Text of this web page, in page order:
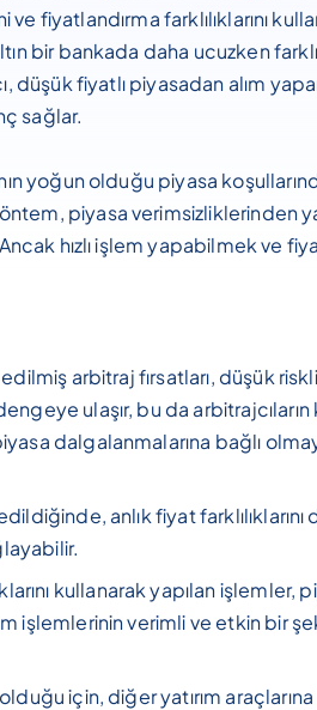
fiyatlandırma farklılıklarını
bir bankada daha ucuzken
düşük fiyatlı piyasadan alım
sağlar.
yoğun olduğu piyasa
piyasa verimsizliklerinden
hızlı işlem yapabilmek ve fiyat
edilmiş arbitraj fırsatları, düşük
ulaşır, bu da arbitrajcıların
dalgalanmalarına bağlı
anlık fiyat
kullanarak yapılan işlemler,
işlemlerinin verimli ve etkin bir
için, diğer yatırım